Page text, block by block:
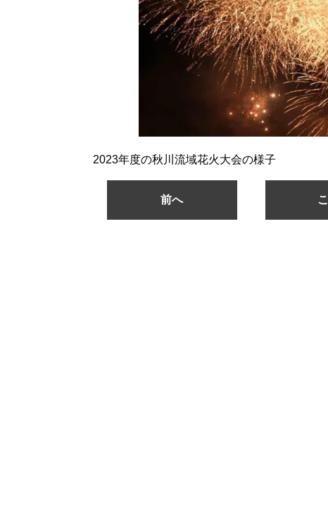
2023年度の秋川流域花火大会の様子
前へ